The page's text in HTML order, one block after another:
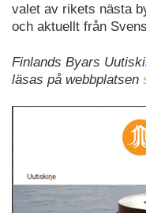
valet av rikets nästa
och aktuellt från
Finlands Byars
läsas på webbplatsen